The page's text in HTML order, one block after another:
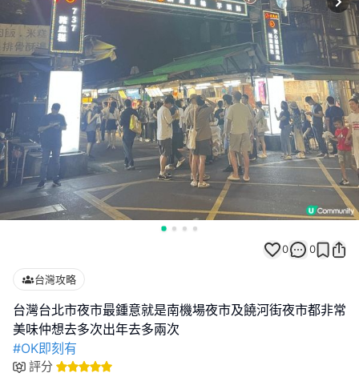
0 0
台灣攻略
台灣台北市夜市最鍾意就是南機場夜市及饒河街夜市都非常
#OK即刻有
評分